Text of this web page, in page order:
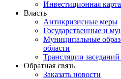
Инвестиционная карта
Власть
Антикризисные меры
Государственные и
Муниципальные
области
Трансляции заседаний
Обратная связь
Заказать новости